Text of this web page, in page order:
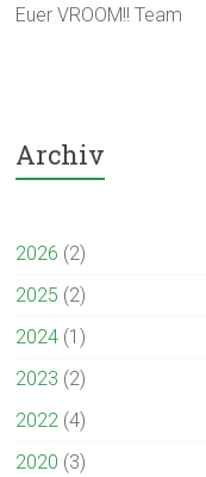
Euer VROOM!! Team
Archiv
2026 (2)
2025 (2)
2024 (1)
2023 (2)
2022 (4)
2020 (3)